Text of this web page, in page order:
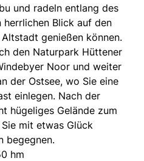
und radeln entlang des
herrlichen Blick auf den
genießen können.
den Naturpark Hüttener
Noor und weiter
der Ostsee, wo Sie eine
einlegen. Nach der
hügeliges Gelände zum
mit etwas Glück
begegnen.
hm